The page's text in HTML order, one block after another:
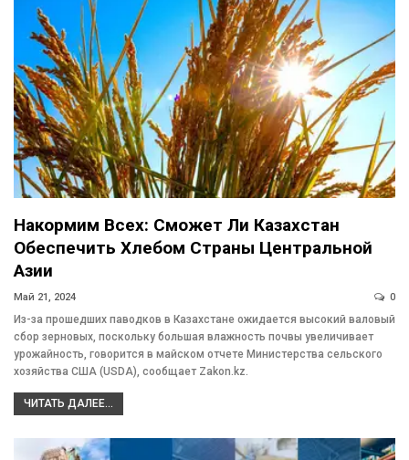
Накормим Всех: Сможет Ли Казахстан
Обеспечить Хлебом Страны Центральной
Азии
Май 21, 2024 0
Из-за прошедших паводков в Казахстане ожидается высокий валовый
сбор зерновых, поскольку большая влажность почвы увеличивает
урожайность, говорится в майском отчете Министерства сельского
хозяйства США (USDA), сообщает Zakon.kz.
ЧИТАТЬ ДАЛЕЕ...